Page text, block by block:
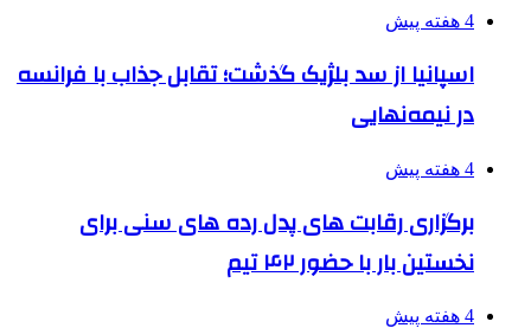
4 هفته پیش
اسپانیا از سد بلژیک گذشت؛ تقابل جذاب با فرانسه
در نیمه‌نهایی
4 هفته پیش
برگزاری رقابت های پدل رده های سنی برای
نخستین بار با حضور ۴۲ تیم
4 هفته پیش